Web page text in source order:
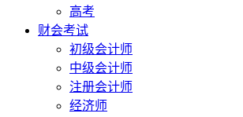
高考
财会考试
初级会计师
中级会计师
注册会计师
经济师